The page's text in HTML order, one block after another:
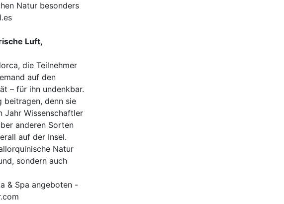
Natur besonders
Luft,
die Teilnehmer
auf den
– für ihn undenkbar.
beitragen, denn sie
Jahr Wissenschaftler
anderen Sorten
auf der Insel.
Natur
sondern auch
& Spa angeboten -